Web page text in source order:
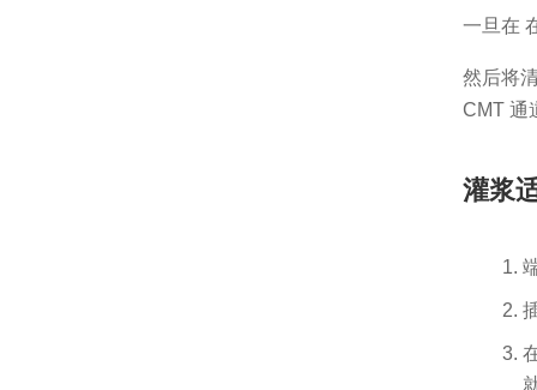
一旦在
然后将
CMT 通
灌浆